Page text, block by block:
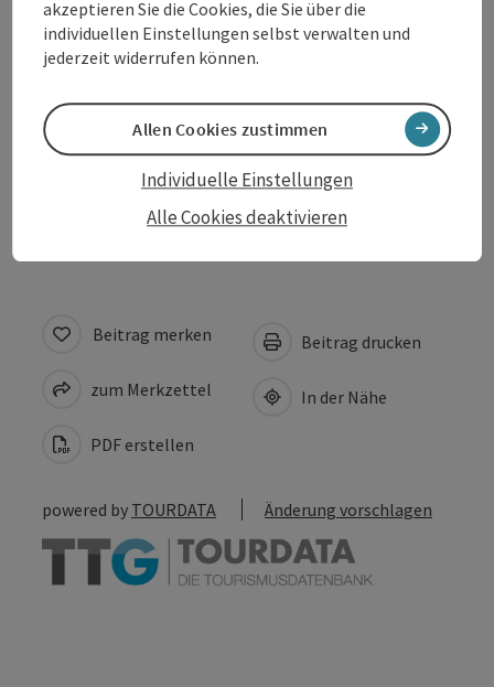
Anreise/Lage
Preise
Barrierefreiheit
Beitrag merken
zum Merkzettel
PDF erstellen
Beitrag drucken
In der Nähe
powered by TOURDATA Änderung vorschlagen
akzeptieren Sie die Cookies, die Sie über die
individuellen Einstellungen selbst verwalten und
jederzeit widerrufen können.
Alle Cookies deaktivieren
Individuelle Einstellungen
Allen Cookies zustimmen